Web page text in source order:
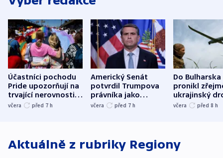
Účastníci pochodu
Pride upozorňují na
trvající nerovnosti i
společenskou
včera před 7 h
Americký Senát
potvrdil Trumpova
právníka jako
ministra
včera před 7 h
Do Bulharska
pronikl
ukrajinský
explodoval
včera před 8 h
Aktuálně z rubriky Regiony